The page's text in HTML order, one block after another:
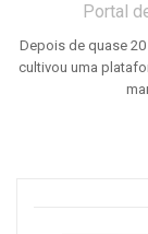
Portal
Depois de quase
cultivou uma